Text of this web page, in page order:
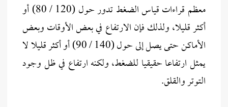
معظم قراءات قياس الضغط تدور حول (120 / 80) أو
أكثر قليلا، ولذلك فإن الارتفاع في بعض الأوقات وبعض
الأماكن حتى يصل إلى حول (140 / 90) أو أكثر قليلا لا
يمثل ارتفاعا حقيقيا للضغط، ولكنه ارتفاع في ظل وجود
التوتر والقلق.